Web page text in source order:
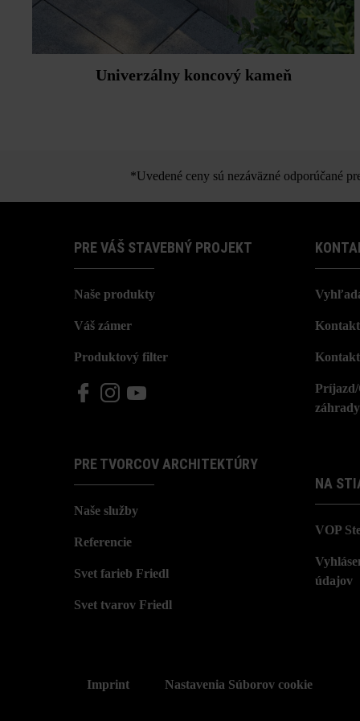
Univerzálny koncový kameň
*Uvedené ceny sú nezáväzné odporúčané
PRE VÁŠ STAVEBNÝ PROJEKT
Naše produkty
Váš zámer
Produktový filter
PRE TVORCOV ARCHITEKTÚRY
Naše služby
Referencie
Svet farieb Friedl
Svet tvarov Friedl
záhrady
NA
VOP
údajov
Imprint Nastavenia Súborov cookie